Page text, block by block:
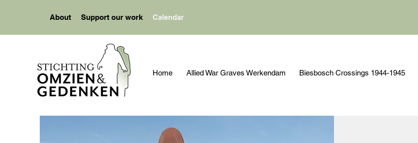
About Support our work Calendar
Home Allied War Graves Werkendam Biesbosch Crossings 1944-1945